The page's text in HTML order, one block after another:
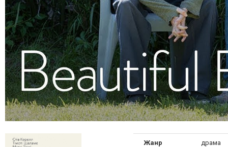
Жанр драма